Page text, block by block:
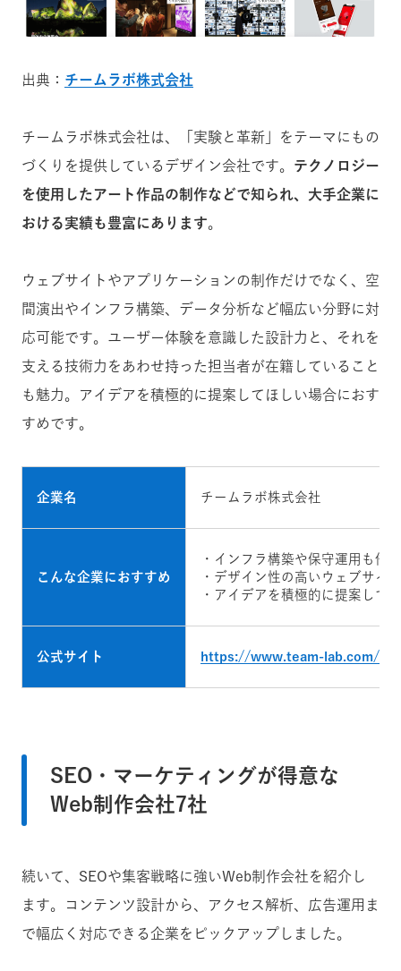
出典： チームラボ株式会社
チームラボ株式会社は、「実験と革新」をテーマにもの
づくりを提供しているデザイン会社です。 テクノロジー
を使用したアート作品の制作などで知られ、大手企業に
おける実績も豊富にあります。
ウェブサイトやアプリケーションの制作だけでなく、空
間演出やインフラ構築、データ分析など幅広い分野に対
応可能です。ユーザー体験を意識した設計力と、それを
支える技術力をあわせ持った担当者が在籍していること
も魅力。アイデアを積極的に提案してほしい場合におす
すめです。
企業名 チームラボ株式会社
こんな企業におすすめ
・インフラ構築や保守運用も任
・デザイン性の高いウェブサイ
・アイデアを積極的に提案して
公式サイト https://www.team-lab.com/
SEO・マーケティングが得意な
Web制作会社7社
続いて、SEOや集客戦略に強いWeb制作会社を紹介し
ます。コンテンツ設計から、アクセス解析、広告運用ま
で幅広く対応できる企業をピックアップしました。